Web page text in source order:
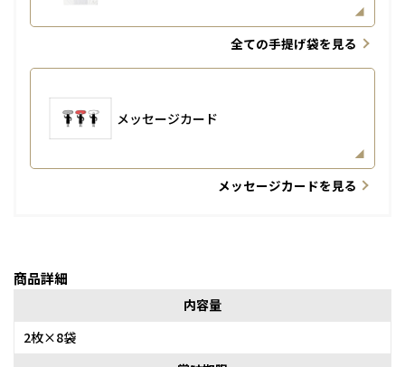
全ての手提げ袋を見る
メッセージカード
メッセージカードを見る
商品詳細
内容量
2枚×8袋